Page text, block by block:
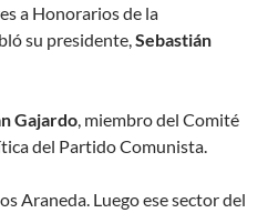
a Honorarios de la
su presidente,Sebastián
Gajardo, miembro del Comité
del Partido Comunista.
Araneda. Luego ese sector del